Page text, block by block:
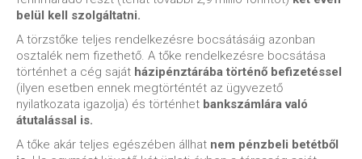
belül kell szolgáltatni.
A törzstőke teljes rendelkezésre bocsátásáig azonban
osztalék nem fizethető. A tőke rendelkezésre bocsátása
történhet a cég saját házipénztárába történő befizetéssel
(ilyen esetben ennek megtörténtét az ügyvezető
nyilatkozata igazolja) és történhet bankszámlára való
átutalással is.
A tőke akár teljes egészében állhat nem pénzbeli betétből